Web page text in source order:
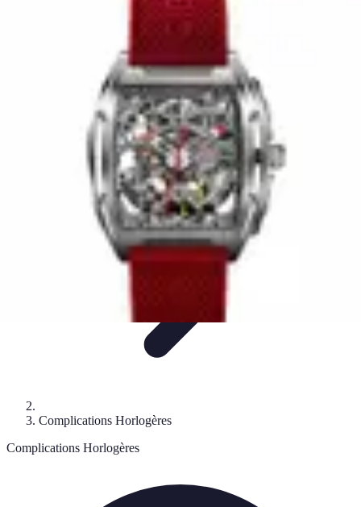
Horlogerie de Luxe
Complications Horlogères
Complications Horlogères